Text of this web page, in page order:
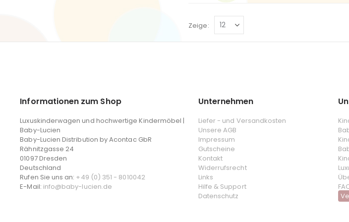
Zeige
Informationen zum Shop
Luxuskinderwagen und hochwertige Kindermöbel |
Baby-Lucien
Baby-Lucien Distribution by Acontac GbR
Rähnitzgasse 24
01097 Dresden
Deutschland
Rufen Sie uns an: +49 (0) 351 - 8010042
E-Mail: info@baby-lucien.de
Unternehmen
Liefer - und Versandkosten
Unsere AGB
Impressum
Gutscheine
Kontakt
Widerrufsrecht
Links
Hilfe & Support
Datenschutz